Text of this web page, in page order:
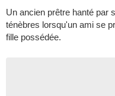
Un ancien prêtre hanté par
ténèbres lorsqu'un ami se
fille possédée.